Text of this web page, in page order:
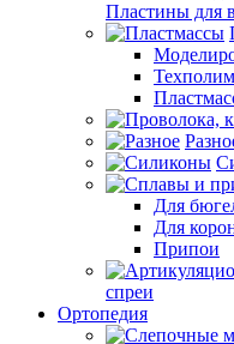
Пластины для
Для
Для
Припои
спреи
Ортопедия